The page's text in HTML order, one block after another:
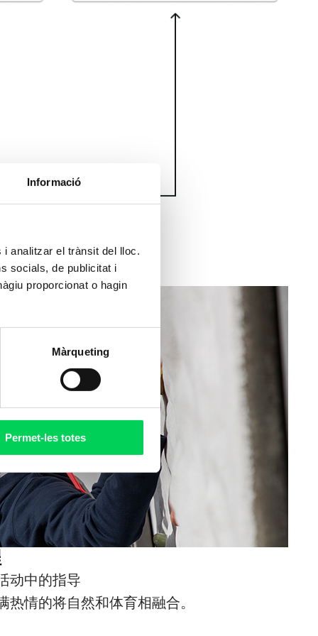
Informació
analitzar el trànsit del lloc.
socials, de publicitat i
proporcionat o hagin
Màrqueting
Permet-les totes
动中的指导
情的将自然和体育相融合。